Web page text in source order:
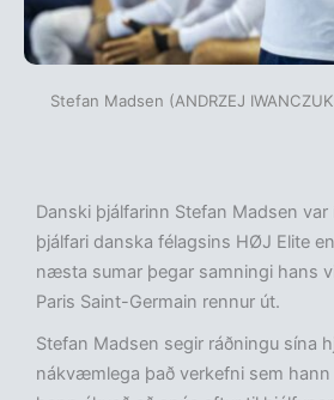
Stefan Madsen (ANDRZEJ
Danski þjálfarinn Stefan Madsen
þjálfari danska félagsins HØJ Elite
næsta sumar þegar samningi hans
Paris Saint-Germain rennur út.
Stefan Madsen segir ráðningu sína
nákvæmlega það verkefni sem